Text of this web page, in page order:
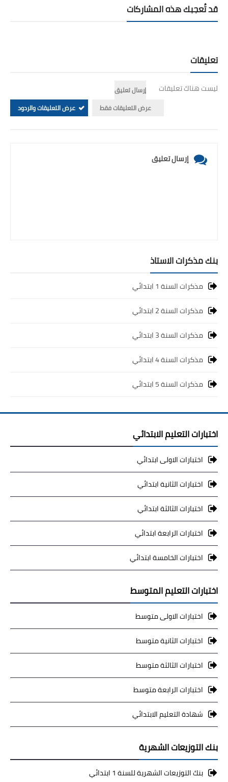
قد تُعجبك هذه المشاركات
تعليقات
ليست هناك تعليقات
إرسال تعليق
عرض التعليقات فقط
عرض التعليقات والردود
إرسال تعليق
بنك مذكرات الاستاذ
مذكرات السنة 1 ابتدائي
مذكرات السنة 2 ابتدائي
مذكرات السنة 3 ابتدائي
مذكرات السنة 4 ابتدائي
مذكرات السنة 5 ابتدائي
اختبارات التعليم الابتدائي
اختبارات الاولى ابتدائي
اختبارات الثانية ابتدائي
اختبارات الثالثة ابتدائي
اختبارات الرابعة ابتدائي
اختبارات الخامسة ابتدائي
اختبارات التعليم المتوسط
اختبارات الاولى متوسط
اختبارات الثانية متوسط
اختبارات الثالثة متوسط
اختبارات الرابعة متوسط
شهادة التعليم الابتدائي
بنك التوزيعات الشهرية
بنك التوزيعات الشهرية للسنة 1 ابتدائي